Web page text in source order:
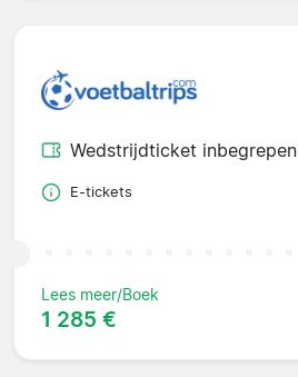
Wedstrijdticket inbegrepen
E-tickets
Lees meer/Boek
1 285 €